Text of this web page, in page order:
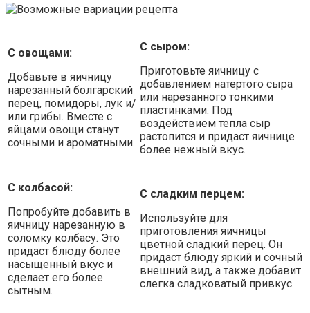
С овощами:
Добавьте в яичницу
нарезанный болгарский
перец, помидоры, лук и/
или грибы. Вместе с
яйцами овощи станут
сочными и ароматными.
С сыром:
Приготовьте яичницу с
добавлением натертого сыра
или нарезанного тонкими
пластинками. Под
воздействием тепла сыр
растопится и придаст яичнице
более нежный вкус.
С колбасой:
Попробуйте добавить в
яичницу нарезанную в
соломку колбасу. Это
придаст блюду более
насыщенный вкус и
сделает его более
сытным.
С сладким перцем:
Используйте для
приготовления яичницы
цветной сладкий перец. Он
придаст блюду яркий и сочный
внешний вид, а также добавит
слегка сладковатый привкус.